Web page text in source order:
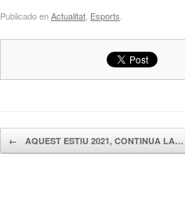
Publicado enActualitat Esports
Navegador de artículos
← AQUEST ESTIU 2021, CONTINUA LA…